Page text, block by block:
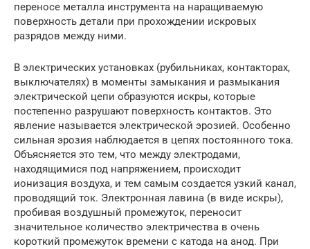
переносе металла инструмента на наращиваемую
поверхность детали при прохождении искровых
разрядов между ними.
В электрических установках (рубильниках, контакторах,
выключателях) в моменты замыкания и размыкания
электрической цепи образуются искры, которые
постепенно разрушают поверхность контактов. Это
явление называется электрической эрозией. Особенно
сильная эрозия наблюдается в цепях постоянного тока.
Объясняется это тем, что между электродами,
находящимися под напряжением, происходит
ионизация воздуха, и тем самым создается узкий канал,
проводящий ток. Электронная лавина (в виде искры),
пробивая воздушный промежуток, переносит
значительное количество электричества в очень
короткий промежуток времени с катода на анод. При